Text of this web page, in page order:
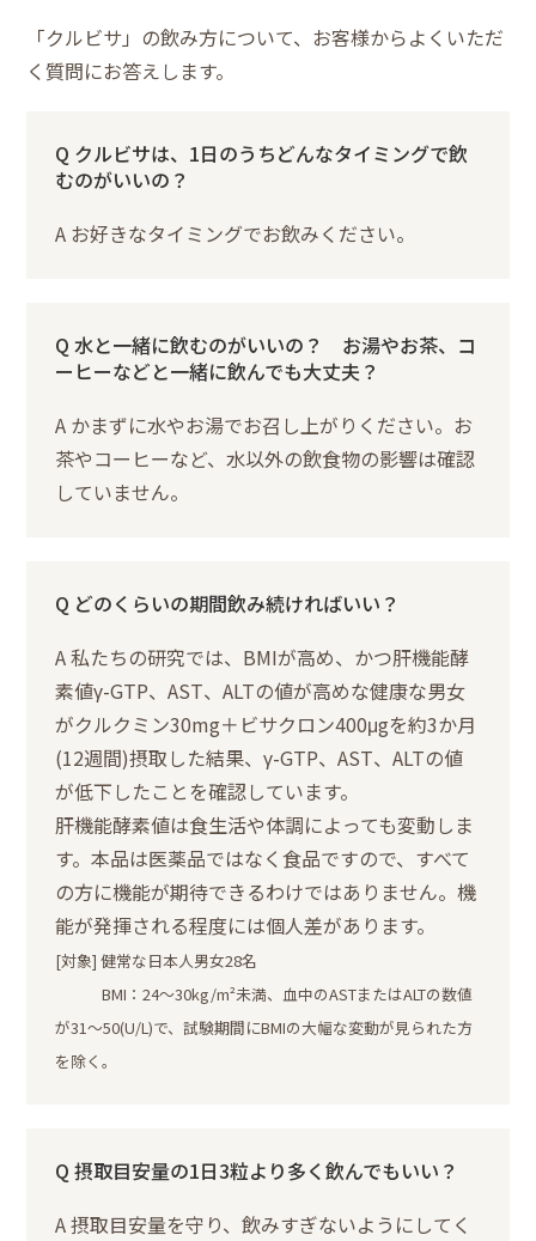
「クルビサ」の飲み方について、お客様からよくいただ
く質問にお答えします。
Q クルビサは、1日のうちどんなタイミングで飲
むのがいいの？
A お好きなタイミングでお飲みください。
Q 水と一緒に飲むのがいいの？ お湯やお茶、コ
ーヒーなどと一緒に飲んでも大丈夫？
A かまずに水やお湯でお召し上がりください。お
茶やコーヒーなど、水以外の飲食物の影響は確認
していません。
Q どのくらいの期間飲み続ければいい？
A 私たちの研究では、BMIが高め、かつ肝機能酵
素値γ-GTP、AST、ALTの値が高めな健康な男女
がクルクミン30mg＋ビサクロン400μgを約3か月
(12週間)摂取した結果、γ-GTP、AST、ALTの値
が低下したことを確認しています。
肝機能酵素値は食生活や体調によっても変動しま
す。本品は医薬品ではなく食品ですので、すべて
の方に機能が期待できるわけではありません。機
能が発揮される程度には個人差があります。
[対象] 健常な日本人男女28名
BMI：24～30kg/m²未満、血中のASTまたはALTの数値
が31～50(U/L)で、試験期間にBMIの大幅な変動が見られた方
を除く。
Q 摂取目安量の1日3粒より多く飲んでもいい？
A 摂取目安量を守り、飲みすぎないようにしてく